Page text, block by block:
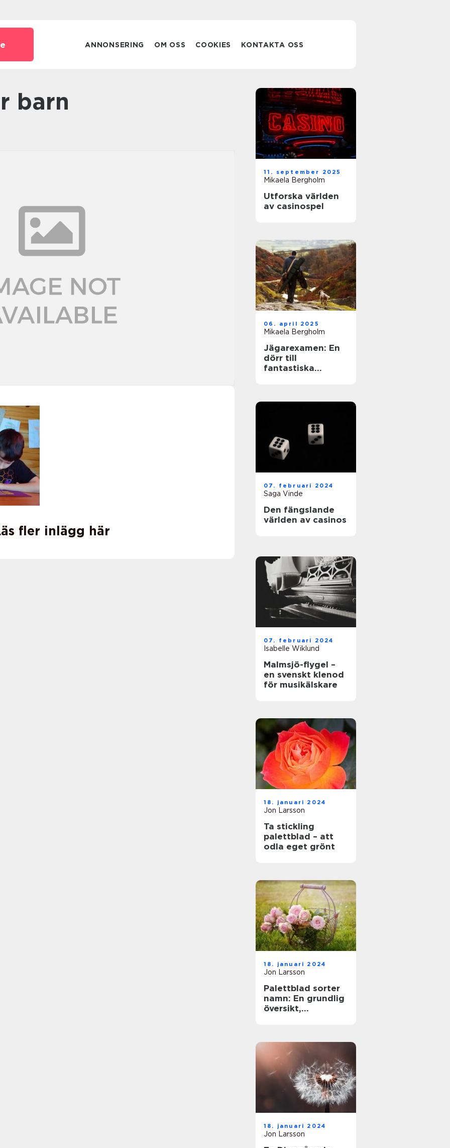
ANNONSERING OM OSS COOKIES KONTAKTA OSS
barn
fler inlägg här
11. september 2025
Mikaela Bergholm
Utforska världen
av casinospel
06. april 2025
Mikaela Bergholm
Jägarexamen: En
dörr till
fantastiska
07. februari 2024
Saga Vinde
Den fängslande
världen av casinos
07. februari 2024
Isabelle Wiklund
Malmsjö-flygel –
en svenskt klenod
för musikälskare
18. januari 2024
Jon Larsson
Ta stickling
palettblad – att
odla eget grönt
18. januari 2024
Jon Larsson
Palettblad sorter
namn: En grundlig
översikt,
18. januari 2024
Jon Larsson